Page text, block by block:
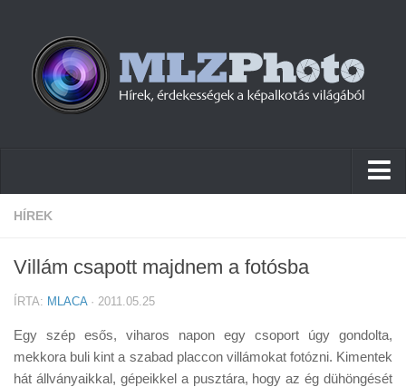
Hírek
Cikkek
Firmware
Tudástár
HÍREK
Villám csapott majdnem a fotósba
ÍRTA: MLACA· 2011.05.25
Egy szép esős, viharos napon egy csoport úgy gondolta,
mekkora buli kint a szabad placcon villámokat fotózni. Kimentek
hát állványaikkal, gépeikkel a pusztára, hogy az ég dühöngését